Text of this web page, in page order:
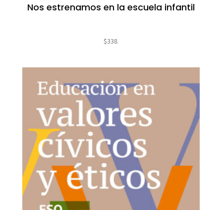
Nos estrenamos en la escuela infantil
$338